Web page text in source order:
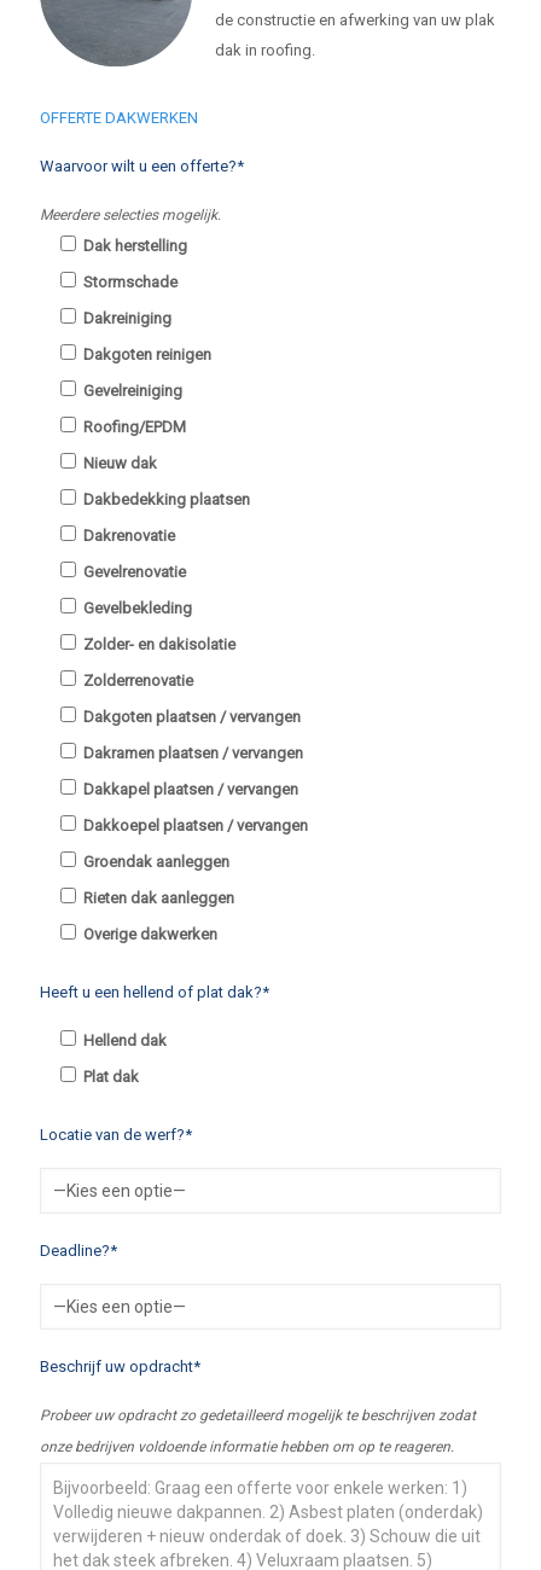
de constructie en afwerking van uw plak
dak in roofing.
OFFERTE DAKWERKEN
Waarvoor wilt u een offerte?*
Meerdere selecties mogelijk.
Dak herstelling
Stormschade
Dakreiniging
Dakgoten reinigen
Gevelreiniging
Roofing/EPDM
Nieuw dak
Dakbedekking plaatsen
Dakrenovatie
Gevelrenovatie
Gevelbekleding
Zolder- en dakisolatie
Zolderrenovatie
Dakgoten plaatsen / vervangen
Dakramen plaatsen / vervangen
Dakkapel plaatsen / vervangen
Dakkoepel plaatsen / vervangen
Groendak aanleggen
Rieten dak aanleggen
Overige dakwerken
Heeft u een hellend of plat dak?*
Hellend dak
Plat dak
Locatie van de werf?*
Deadline?*
Beschrijf uw opdracht*
Probeer uw opdracht zo gedetailleerd mogelijk te beschrijven zodat
onze bedrijven voldoende informatie hebben om op te reageren.